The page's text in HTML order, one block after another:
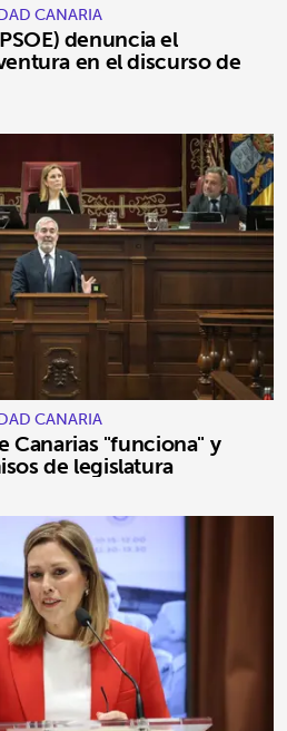
CANARIA
denuncia el
en el discurso de
CANARIA
Canarias "funciona" y
de legislatura